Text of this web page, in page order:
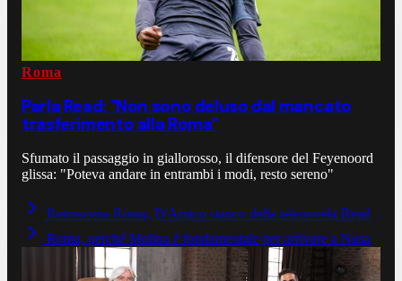
Roma
Parla Read: "Non sono deluso dal mancato
trasferimento alla Roma"
Sfumato il passaggio in giallorosso, il difensore del Feyenoord
glissa: "Poteva andare in entrambi i modi, resto sereno"
Retroscena Roma, D'Amico stanco della telenovela Read
Roma, perché Molina è fondamentale per arrivare a Nusa